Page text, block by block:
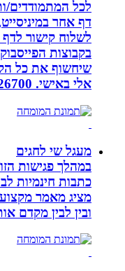
לכל המתמודדים/ות
דף אחר
לשלוח קישור לדף
בקבוצות הפייסבוק
אלי באישי. 0526626700
מעגל שי לחגים
במהלך פגישות
כתבות חינמיות
מציג מאמר מקצועי
ובין לבין מקדם אותו